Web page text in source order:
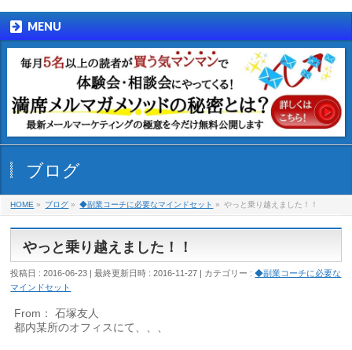
MENU
ブログ
HOME » ブログ » ◆副業コーチに必要なマインドセット » やっと乗り越えました！！
やっと乗り越えました！！
投稿日 : 2016-06-23 最終更新日時 : 2016-11-27 カテゴリー :◆副業コーチに必要な
マインドセット
From： 石塚友人
都内某所のオフィスにて、、、